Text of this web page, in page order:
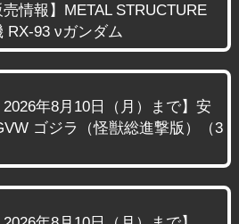
売情報】METAL STRUCTURE
RX-93 νガンダム
2026年8月10日（月）まで】安
ゴジラ（怪獣総進撃版）（3